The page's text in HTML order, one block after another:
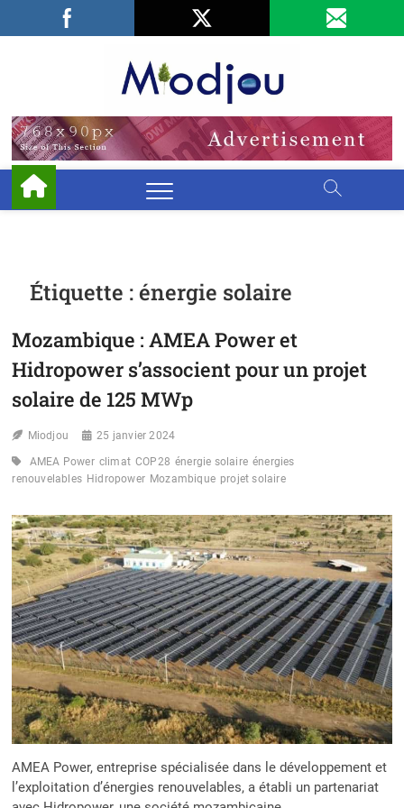
Facebook
LinkedIn
Étiquette :énergie solaire
Mozambique : AMEA Power et
Hidropower s’associent pour un projet
solaire de 125 MWp
Miodjou 25 janvier 2024
AMEA Power climat COP28 énergie solaire énergies
renouvelables Hidropower Mozambique projet solaire
AMEA Power, entreprise spécialisée dans le développement et
l’exploitation d’énergies renouvelables, a établi un partenariat